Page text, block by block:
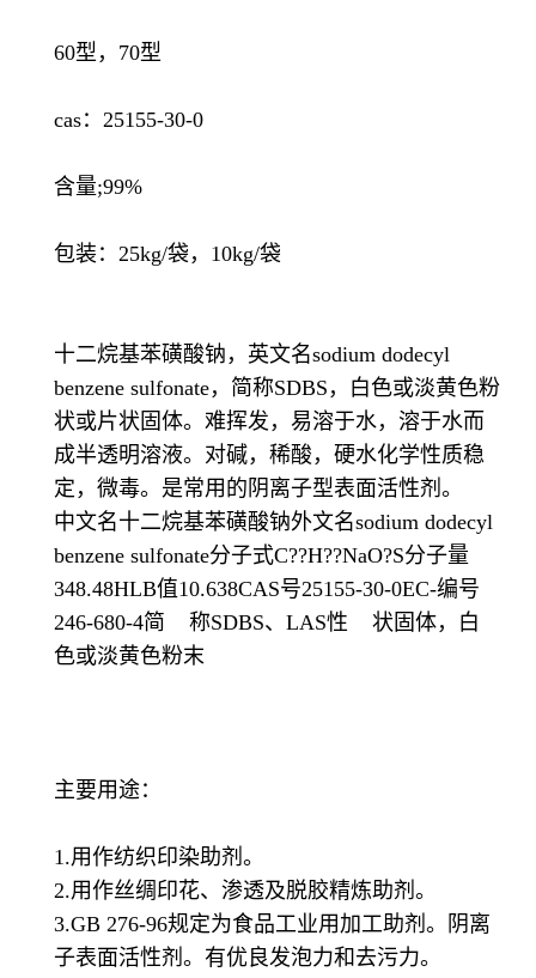
60型，70型
cas：25155-30-0
含量;99%
包装：25kg/袋，10kg/袋
十二烷基苯磺酸钠，英文名sodium dodecyl
benzene sulfonate，简称SDBS，白色或淡黄色粉
状或片状固体。难挥发，易溶于水，溶于水而
成半透明溶液。对碱，稀酸，硬水化学性质稳
定，微毒。是常用的阴离子型表面活性剂。
中文名十二烷基苯磺酸钠外文名sodium dodecyl
benzene sulfonate分子式C??H??NaO?S分子量
348.48HLB值10.638CAS号25155-30-0EC-编号
246-680-4简 称SDBS、LAS性 状固体，白
色或淡黄色粉末
主要用途：
1.用作纺织印染助剂。
2.用作丝绸印花、渗透及脱胶精炼助剂。
3.GB 276-96规定为食品工业用加工助剂。阴离
子表面活性剂。有优良发泡力和去污力。